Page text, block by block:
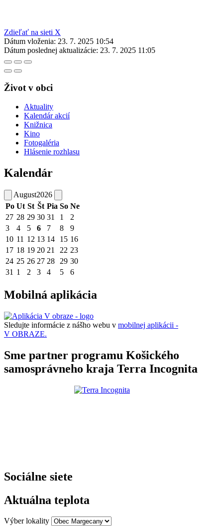
Zdieľať na sieti X
Dátum vloženia: 23. 7. 2025 10:54
Dátum poslednej aktualizácie: 23. 7. 2025 11:05
Život v obci
Aktuality
Kalendár akcií
Knižnica
Kino
Fotogaléria
Hlásenie rozhlasu
Kalendár
August2026
Po Ut St Št Pia So Ne
27 28 29 30 31 1
2
3
4 5 6 7 8
9
10 11 12 13 14 15 16
17 18 19 20 21 22 23
24 25 26 27 28 29 30
31 1 2 3 4 5 6
Mobilná aplikácia
Sledujte informácie z nášho webu v mobilnej aplikácii -
V OBRAZE.
Sme partner programu Košického
samosprávneho kraja Terra Incognita
Sociálne siete
Aktuálna teplota
Výber lokality